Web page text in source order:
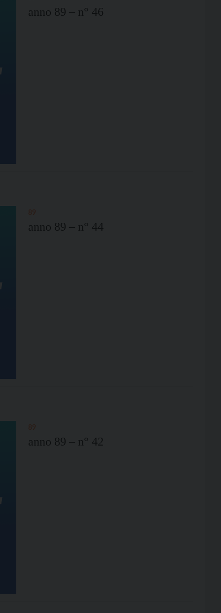
anno 89 – n° 46
anno 89 – n° 44
anno 89 – n° 42